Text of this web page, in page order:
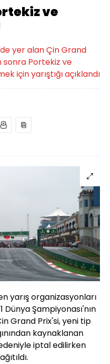
ve
yer alan Çin Grand
sonra Portekiz ve
için yarıştığı açıklandı
yarış organizasyonları
Şampiyonası'nın
Grand Prix'si, yeni tip
kaynaklanan
iptal edilirken